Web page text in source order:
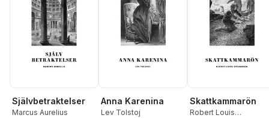
Självbetraktelser
Marcus Aurelius
Anna Karenina
Lev Tolstoj
Skattkammarön
Robert Louis